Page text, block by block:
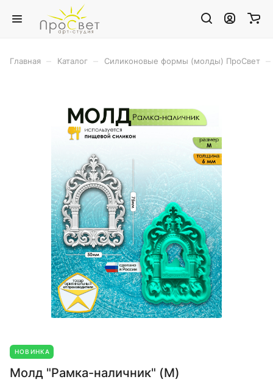
Главная Каталог Силиконовые формы (молды) ПроСвет
НОВИНКА
Молд "Рамка-наличник" (M)